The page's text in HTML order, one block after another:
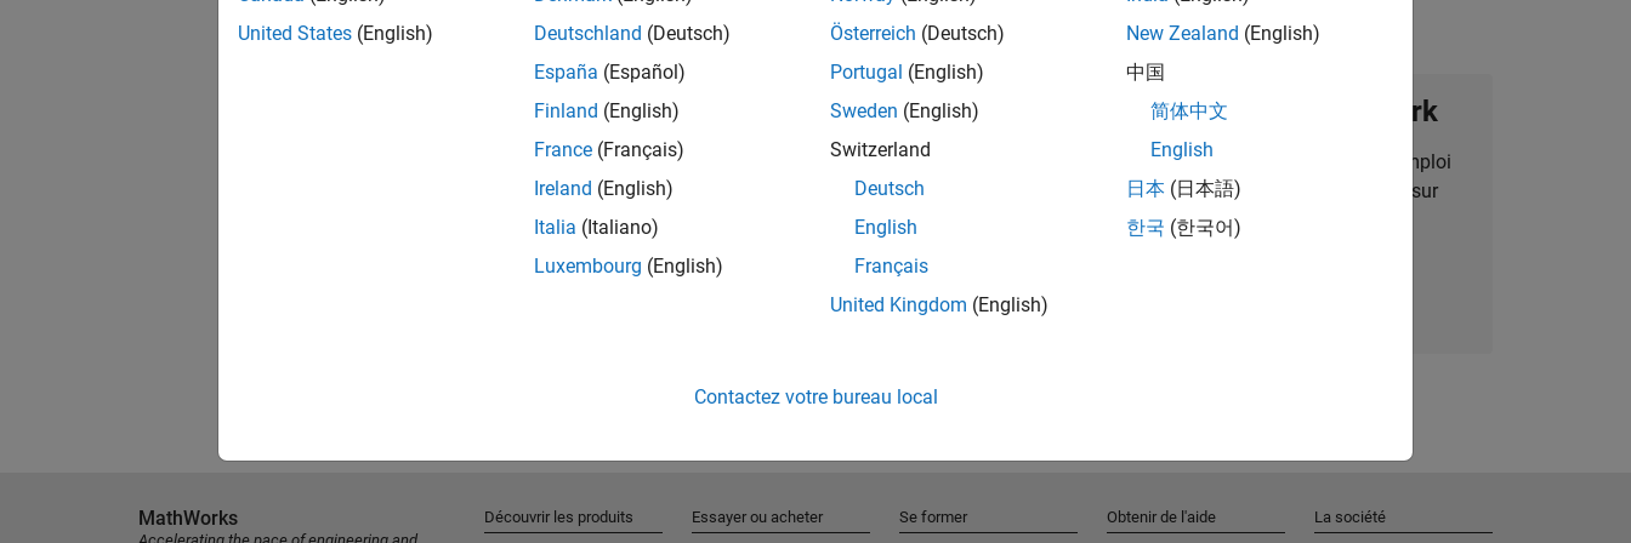
Rejoignez notre Talent Network
Recevez des alertes pour des opportunités d'emploi
personnalisées, des articles et des actualités sur
l'entreprise.
United States (English)
Deutschland (Deutsch)
España (Español)
Finland (English)
France (Français)
Ireland (English)
Italia (Italiano)
Luxembourg (English)
Österreich (Deutsch)
Portugal (English)
Sweden (English)
Switzerland
Deutsch
English
Français
United Kingdom (English)
New Zealand (English)
中国
简体中文
English
日本 (日本語)
한국 (한국어)
Contactez votre bureau local
MathWorks Découvrir les produits Essayer ou acheter Se former Obtenir de l'aide La société